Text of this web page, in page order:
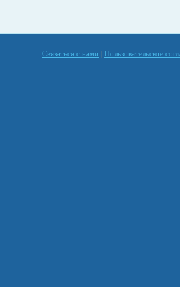
Связаться с нами | Пользовательское